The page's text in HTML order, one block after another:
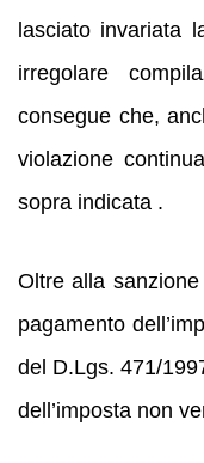
lasciato invariata
irregolare
consegue che,
violazione
sopra indicata .
Oltre alla
pagamento
del D.Lgs. 471/
dell’imposta non